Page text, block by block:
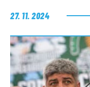
27. 11. 2024